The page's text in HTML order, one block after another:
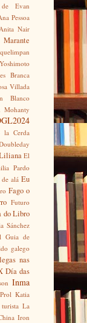
Evan
Pessoa
Anita Nair
Branca
Villada
Blanco
Mohanty
la Cerda
El
Pardo
alá Eu
Fago o
Futuro
do Libro
Sánchez
Guia de
galego
nas
Día das
Inma
Katia
La
Iron